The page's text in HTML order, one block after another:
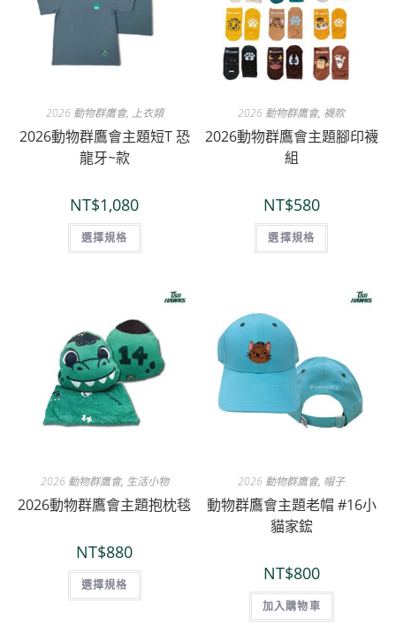
2026 動物群鷹會, 上衣類
2026動物群鷹會主題短T 恐
龍牙~款
NT$1,080
選擇規格
2026 動物群鷹會, 襪款
2026動物群鷹會主題腳印襪
組
NT$580
選擇規格
2026 動物群鷹會, 生活小物
2026動物群鷹會主題抱枕毯
NT$880
選擇規格
2026 動物群鷹會, 帽子
動物群鷹會主題老帽 #16小
貓家鋐
NT$800
加入購物車